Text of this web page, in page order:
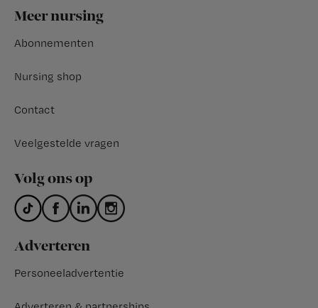
Footer
Meer nursing
Abonnementen
Nursing shop
Contact
Veelgestelde vragen
Volg ons op
Adverteren
Personeeladvertentie